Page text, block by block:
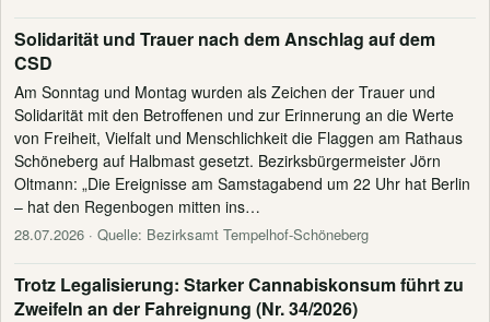
Solidarität und Trauer nach dem Anschlag auf dem
CSD
Am Sonntag und Montag wurden als Zeichen der Trauer und
Solidarität mit den Betroffenen und zur Erinnerung an die Werte
von Freiheit, Vielfalt und Menschlichkeit die Flaggen am Rathaus
Schöneberg auf Halbmast gesetzt. Bezirksbürgermeister Jörn
Oltmann: „Die Ereignisse am Samstagabend um 22 Uhr hat Berlin
– hat den Regenbogen mitten ins…
28.07.2026 · Quelle: Bezirksamt Tempelhof-Schöneberg
Trotz Legalisierung: Starker Cannabiskonsum führt zu
Zweifeln an der Fahreignung (Nr. 34/2026)